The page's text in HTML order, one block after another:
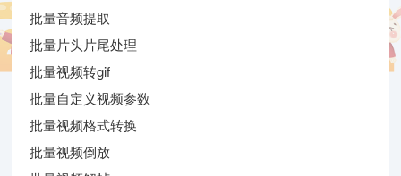
批量音频提取
批量片头片尾处理
批量视频转gif
批量自定义视频参数
批量视频格式转换
批量视频倒放